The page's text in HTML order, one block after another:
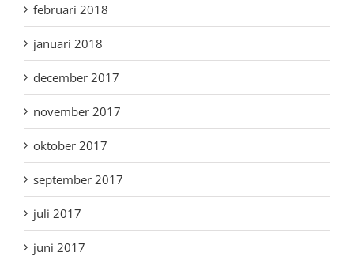
februari 2018
januari 2018
december 2017
november 2017
oktober 2017
september 2017
juli 2017
juni 2017